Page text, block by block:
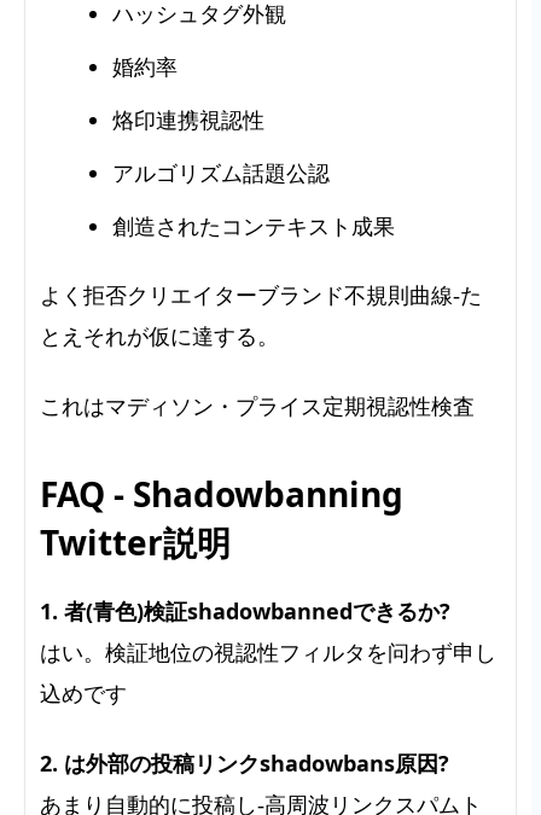
ハッシュタグ外観
婚約率
烙印連携視認性
アルゴリズム話題公認
創造されたコンテキスト成果
よく拒否クリエイターブランド不規則曲線-た
とえそれが仮に達する。
これはマディソン・プライス定期視認性検査
FAQ - Shadowbanning
Twitter説明
1. 者(青色)検証shadowbannedできるか?
はい。検証地位の視認性フィルタを问わず申し
込めです
2. は外部の投稿リンクshadowbans原因?
あまり自動的に投稿し-高周波リンクスパムト